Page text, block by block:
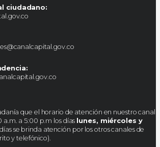
ciudadano:
que el horario de atención en nuestro canal
a.m. a 5:00 p.m los días lunes, miércoles y
días se brinda atención por los otros canales de
y telefónico).